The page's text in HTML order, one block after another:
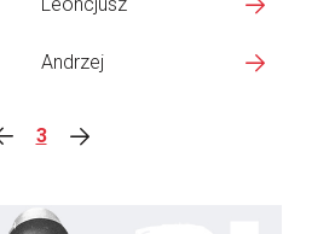
Andrzej
3